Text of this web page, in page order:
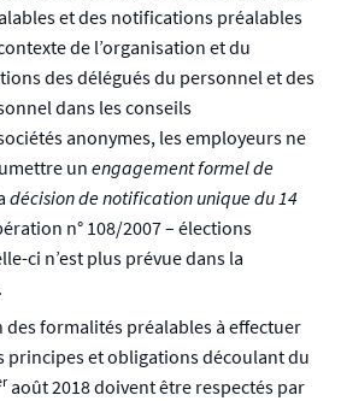
et des notifications préalables
de l’organisation et du
des délégués du personnel et des
dans les conseils
anonymes, les employeurs ne
un engagement formel de
décision de notification unique du 14
n° 108/2007 – élections
ci n’est plus prévue dans la
des formalités préalables à effectuer
principes et obligations découlant du
août 2018 doivent être respectés par